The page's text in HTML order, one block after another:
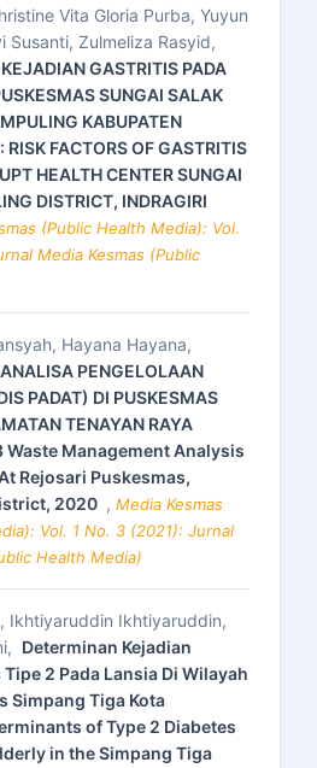
Vita Gloria Purba, Yuyun
Susanti, Zulmeliza Rasyid,
GASTRITIS PADA
SUNGAI SALAK
KABUPATEN
RISK FACTORS OF GASTRITIS
HEALTH CENTER SUNGAI
DISTRICT, INDRAGIRI
(Public Health Media): Vol.
Media Kesmas (Public
Hayana Hayana,
ANALISA PENGELOLAAN
PADAT) DI PUSKESMAS
TENAYAN RAYA
Waste Management Analysis
Rejosari Puskesmas,
2020 , Media Kesmas
Vol. 1 No. 3 (2021): Jurnal
Health Media)
Ikhtiyaruddin Ikhtiyaruddin,
Determinan Kejadian
2 Pada Lansia Di Wilayah
Simpang Tiga Kota
of Type 2 Diabetes
in the Simpang Tiga